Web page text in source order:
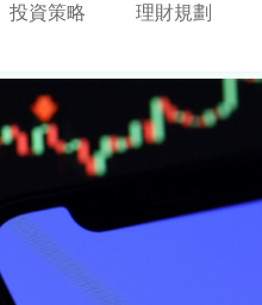
投資策略 理財規劃